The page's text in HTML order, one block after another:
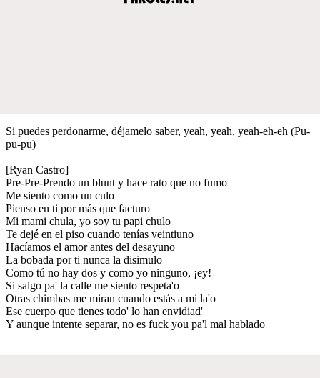
Si puedes perdonarme, déjamelo saber, yeah, yeah, yeah-eh-eh (Pu-
pu-pu)
[Ryan Castro]
Pre-Pre-Prendo un blunt y hace rato que no fumo
Me siento como un culo
Pienso en ti por más que facturo
Mi mami chula, yo soy tu papi chulo
Te dejé en el piso cuando tenías veintiuno
Hacíamos el amor antes del desayuno
La bobada por ti nunca la disimulo
Como tú no hay dos y como yo ninguno, ¡ey!
Si salgo pa' la calle me siento respeta'o
Otras chimbas me miran cuando estás a mi la'o
Ese cuerpo que tienes todo' lo han envidiad'
Y aunque intente separar, no es fuck you pa'l mal hablado